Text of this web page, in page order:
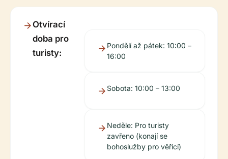
Otvírací
doba pro
turisty:
Pondělí až pátek: 10:00 –
16:00
Sobota: 10:00 – 13:00
Neděle: Pro turisty
zavřeno (konají se
bohoslužby pro věřící)